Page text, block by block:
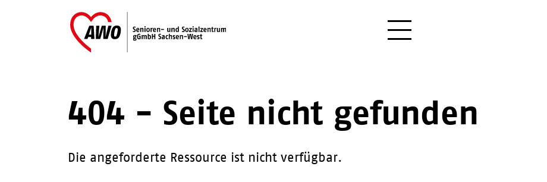
404 - Seite nicht gefunden
Die angeforderte Ressource ist nicht verfügbar.